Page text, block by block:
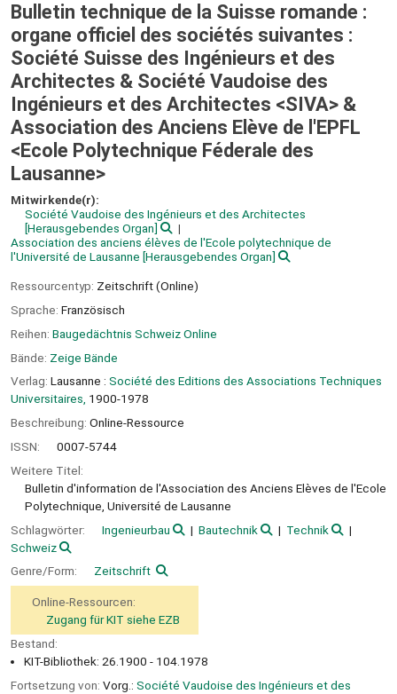
Bulletin technique de la Suisse romande :
organe officiel des sociétés suivantes :
Société Suisse des Ingénieurs et des
Architectes & Société Vaudoise des
Ingénieurs et des Architectes <SIVA> &
Association des Anciens Elève de l'EPFL
<Ecole Polytechnique Féderale des
Lausanne>
Mitwirkende(r):
Société Vaudoise des Ingénieurs et des Architectes
[Herausgebendes Organ]
Association des anciens élèves de l'Ecole polytechnique de
l'Université de Lausanne [Herausgebendes Organ]
Ressourcentyp: Zeitschrift (Online)
Sprache: Französisch
Reihen: Baugedächtnis Schweiz Online
Bände: Zeige Bände
Verlag: Lausanne : Société des Editions des Associations Techniques
Universitaires, 1900-1978
Beschreibung: Online-Ressource
ISSN:
0007-5744
Weitere Titel:
Bulletin d'information de l'Association des Anciens Elèves de l'Ecole
Polytechnique, Université de Lausanne
Schlagwörter:
Ingenieurbau Bautechnik
Technik
Schweiz
Genre/Form:
Zeitschrift
Online-Ressourcen:
Zugang für KIT siehe EZB
Bestand:
KIT-Bibliothek: 26.1900 - 104.1978
Fortsetzung von: Vorg.: Société Vaudoise des Ingénieurs et des